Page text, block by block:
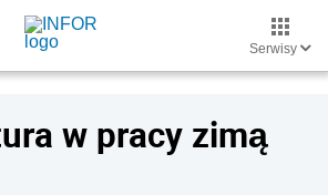
Serwisy
w pracy zimą